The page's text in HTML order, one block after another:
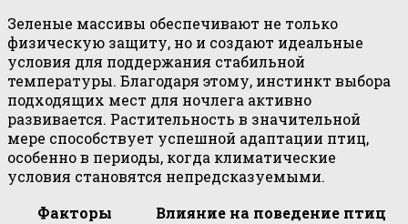
Зеленые массивы обеспечивают не только
физическую защиту, но и создают идеальные
условия для поддержания стабильной
температуры. Благодаря этому, инстинкт выбора
подходящих мест для ночлега активно
развивается. Растительность в значительной
мере способствует успешной адаптации птиц,
особенно в периоды, когда климатические
условия становятся непредсказуемыми.
Факторы
Влияние на поведение птиц